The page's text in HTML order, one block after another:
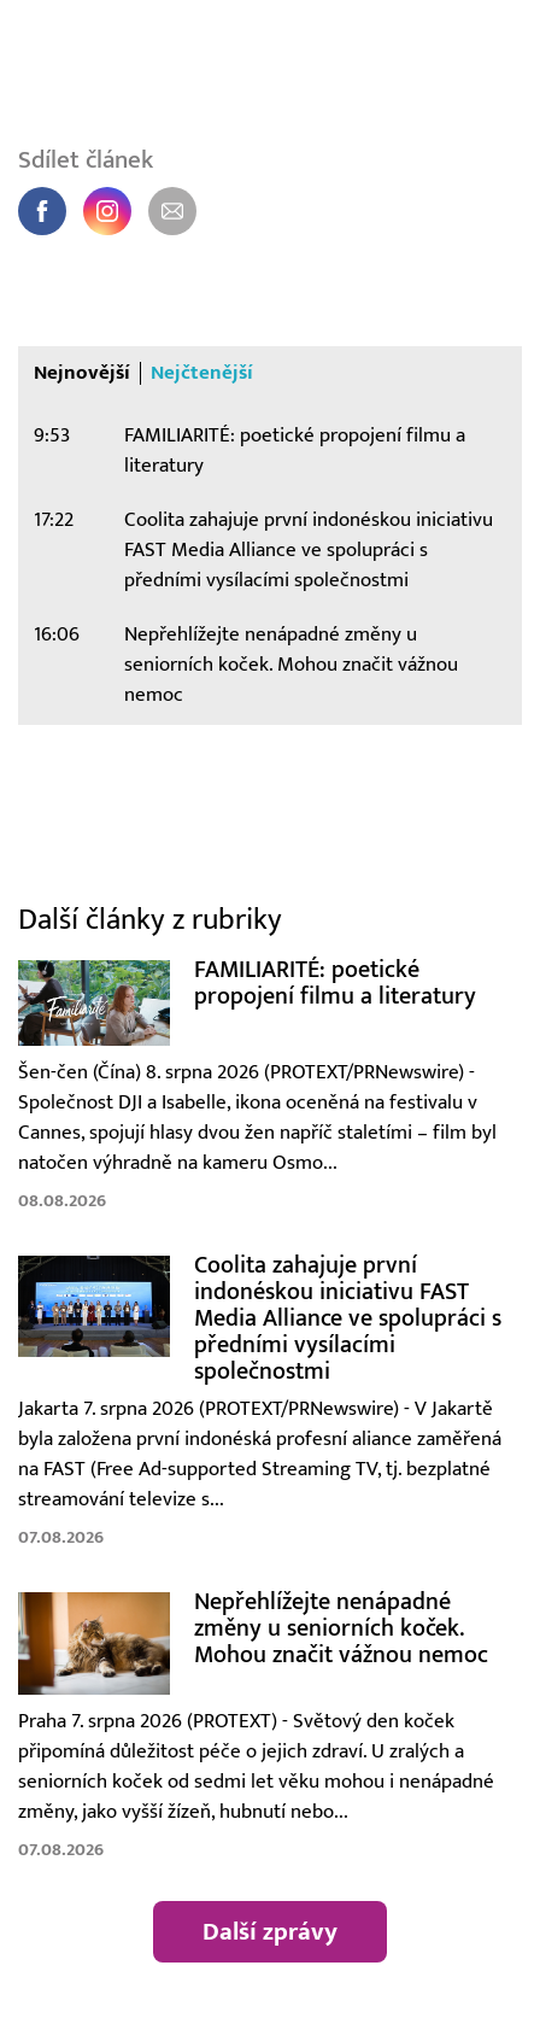
Sdílet článek
Nejnovější Nejčtenější
9:53
FAMILIARITÉ: poetické propojení filmu a
literatury
17:22
Coolita zahajuje první indonéskou iniciativu
FAST Media Alliance ve spolupráci s
předními vysílacími společnostmi
16:06
Nepřehlížejte nenápadné změny u
seniorních koček. Mohou značit vážnou
nemoc
Další články z rubriky
FAMILIARITÉ: poetické
propojení filmu a literatury
Šen-čen (Čína) 8. srpna 2026 (PROTEXT/PRNewswire) -
Společnost DJI a Isabelle, ikona oceněná na festivalu v
Cannes, spojují hlasy dvou žen napříč staletími – film byl
natočen výhradně na kameru Osmo...
08.08.2026
Coolita zahajuje první
indonéskou iniciativu FAST
Media Alliance ve spolupráci s
předními vysílacími
společnostmi
Jakarta 7. srpna 2026 (PROTEXT/PRNewswire) - V Jakartě
byla založena první indonéská profesní aliance zaměřená
na FAST (Free Ad-supported Streaming TV, tj. bezplatné
streamování televize s...
07.08.2026
Nepřehlížejte nenápadné
změny u seniorních koček.
Mohou značit vážnou nemoc
Praha 7. srpna 2026 (PROTEXT) - Světový den koček
připomíná důležitost péče o jejich zdraví. U zralých a
seniorních koček od sedmi let věku mohou i nenápadné
změny, jako vyšší žízeň, hubnutí nebo...
07.08.2026
Další zprávy